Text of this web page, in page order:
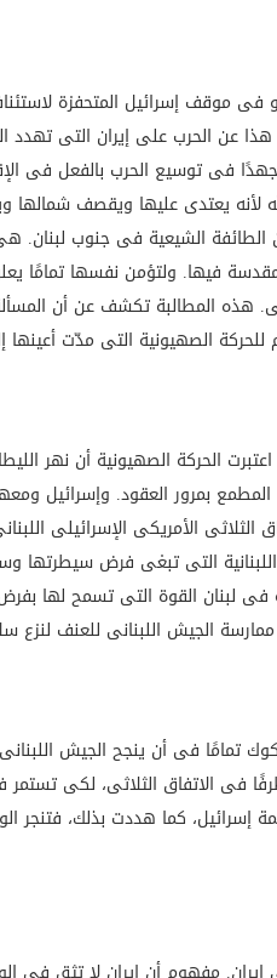
موقف إسرائيل المتحفزة
هذا عن الحرب على إيران التى تهدد
جهدًا فى توسيع الحرب بالفعل فى
لأنه يعتدى عليها ويقصف شمالها
الشيعية فى جنوب لبنان.
فيها. ولتؤمن نفسها تمامًا
هذه المطالبة تكشف عن أن
الصهيونية التى مدّت أعينها
الحركة الصهيونية أن نهر
بمرور العقود. وإسرائيل
الثلاثى الأمريكى الإسرائيلى
التى تبغى فرض سيطرتها
لبنان القوة التى تسمح لها
الجيش اللبنانى للعنف
تمامًا فى أن ينجح الجيش
فى الاتفاق الثلاثى، لكى
إسرائيل، كما هددت بذلك، فتنجر